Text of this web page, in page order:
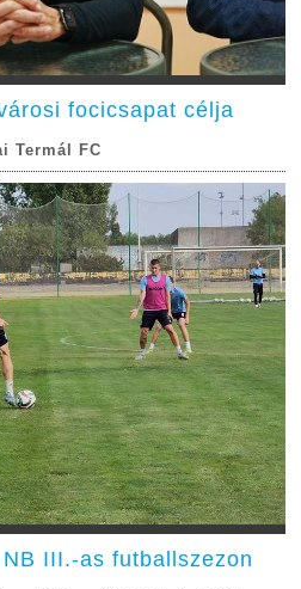
focicsapat célja
Termál FC
III.-as futballszezon